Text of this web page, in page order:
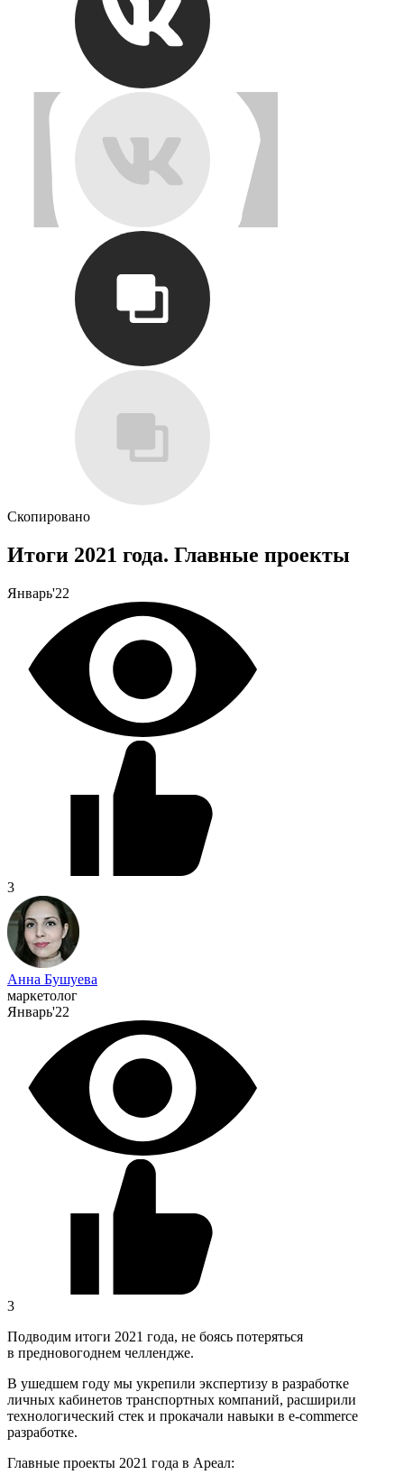
Скопировано
Итоги 2021 года. Главные проекты
Январь'22
3
Анна Бушуева
маркетолог
Январь'22
3
Подводим итоги 2021 года, не боясь потеряться
в предновогоднем челлендже.
В ушедшем году мы укрепили экспертизу в разработке
личных кабинетов транспортных компаний, расширили
технологический стек и прокачали навыки в e-commerce
разработке.
Главные проекты 2021 года в Ареал: